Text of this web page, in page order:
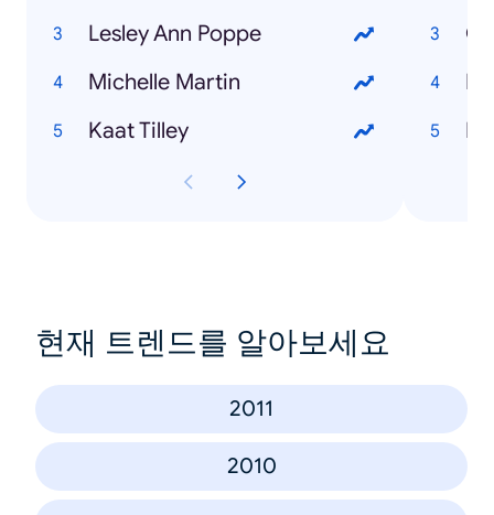
Lesley Ann Poppe
Michelle Martin
Kaat Tilley
현재 트렌드를 알아보세요
2011
2010